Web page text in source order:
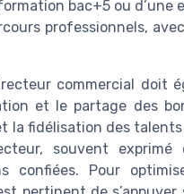
bac+5 ou d’une
professionnels,
commercial doit
et le partage des
la fidélisation des
souvent
confiées. Pour